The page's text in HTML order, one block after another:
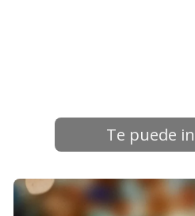
Te puede